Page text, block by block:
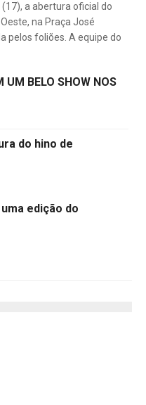
a abertura oficial do
na Praça José
pelos foliões. A equipe do
UM BELO SHOW NOS
do hino de
edição do